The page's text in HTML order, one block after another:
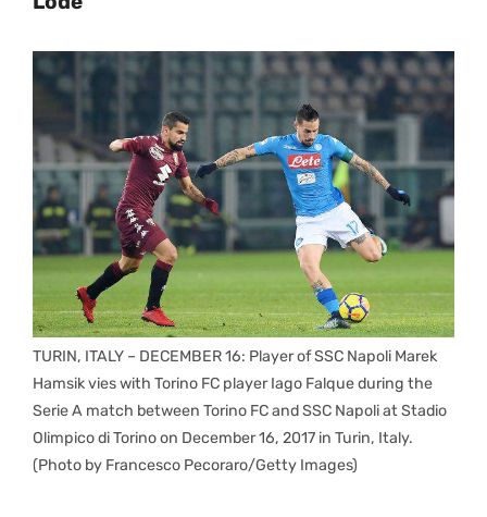
TURIN, ITALY – DECEMBER 16: Player of SSC Napoli Marek
Hamsik vies with Torino FC player Iago Falque during the
Serie A match between Torino FC and SSC Napoli at Stadio
Olimpico di Torino on December 16, 2017 in Turin, Italy.
(Photo by Francesco Pecoraro/Getty Images)